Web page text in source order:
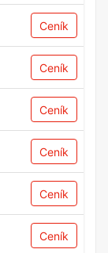
Ceník
Ceník
Ceník
Ceník
Ceník
Ceník